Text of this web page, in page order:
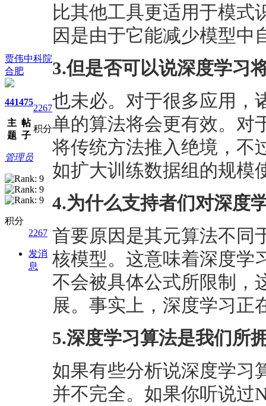
贾伟中科院
合肥
441
主
题
475
帖
子
2267
积分
管理员
积分
2267
发消
息
比其他工具更适用于模式
因是由于它能减少模型中
3.但是否可以说深度学习
也未必。对于很多应用，
单的算法将会更有效。对
将传统方法推入绝境，不
如扩大训练数据组的规模
4.为什么支持者们对深度
首要原因是其元算法不同
核模型。这意味着深度学
不会被具体公式所限制，
展。事实上，深度学习正
5.深度学习算法是我们所
如果有些分析说深度学习
并不完全。如果你听说过